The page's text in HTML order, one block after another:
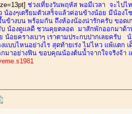
ช่วงเที่ยงวันพฤหัส พอมีเวลา จะไปไ
ว น้องๆเตรียมตัวเสร็จแล้วค่อนข้างน้อย มีน้อ
นข้างบน พร้อมกัน ถึงห้องน้องน่ารักครับ ขอดเ
บ น้องดูแลดี ชวนคุยตลอด มาสักพักออกมาด้า
น้อยครางเบาๆ เราตามประกบปากเลยครับ
แบบไหนอย่างไร สุดท้ายเร่ง ไม่ไหว แพ้แตก
กมาอย่างฟิน ขอบคุณน้องต้นน้ำจากใจจริงจ้า